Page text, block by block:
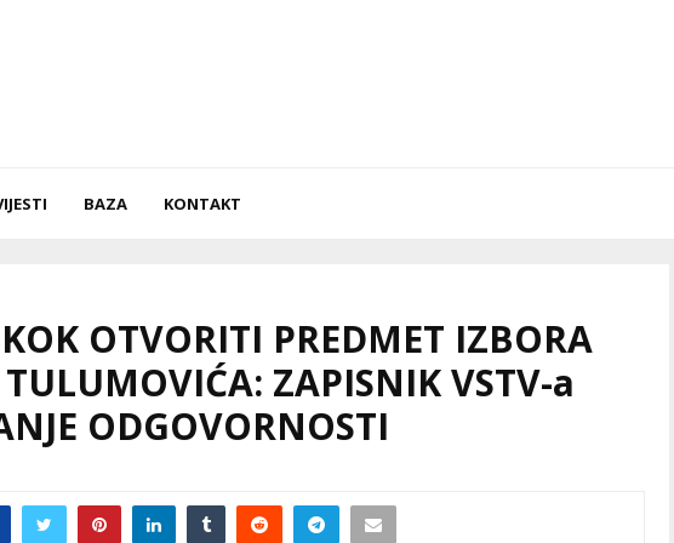
BAZA KONTAKT
OTVORITI PREDMET IZBORA
ZAPISNIK VSTV-a
ODGOVORNOSTI